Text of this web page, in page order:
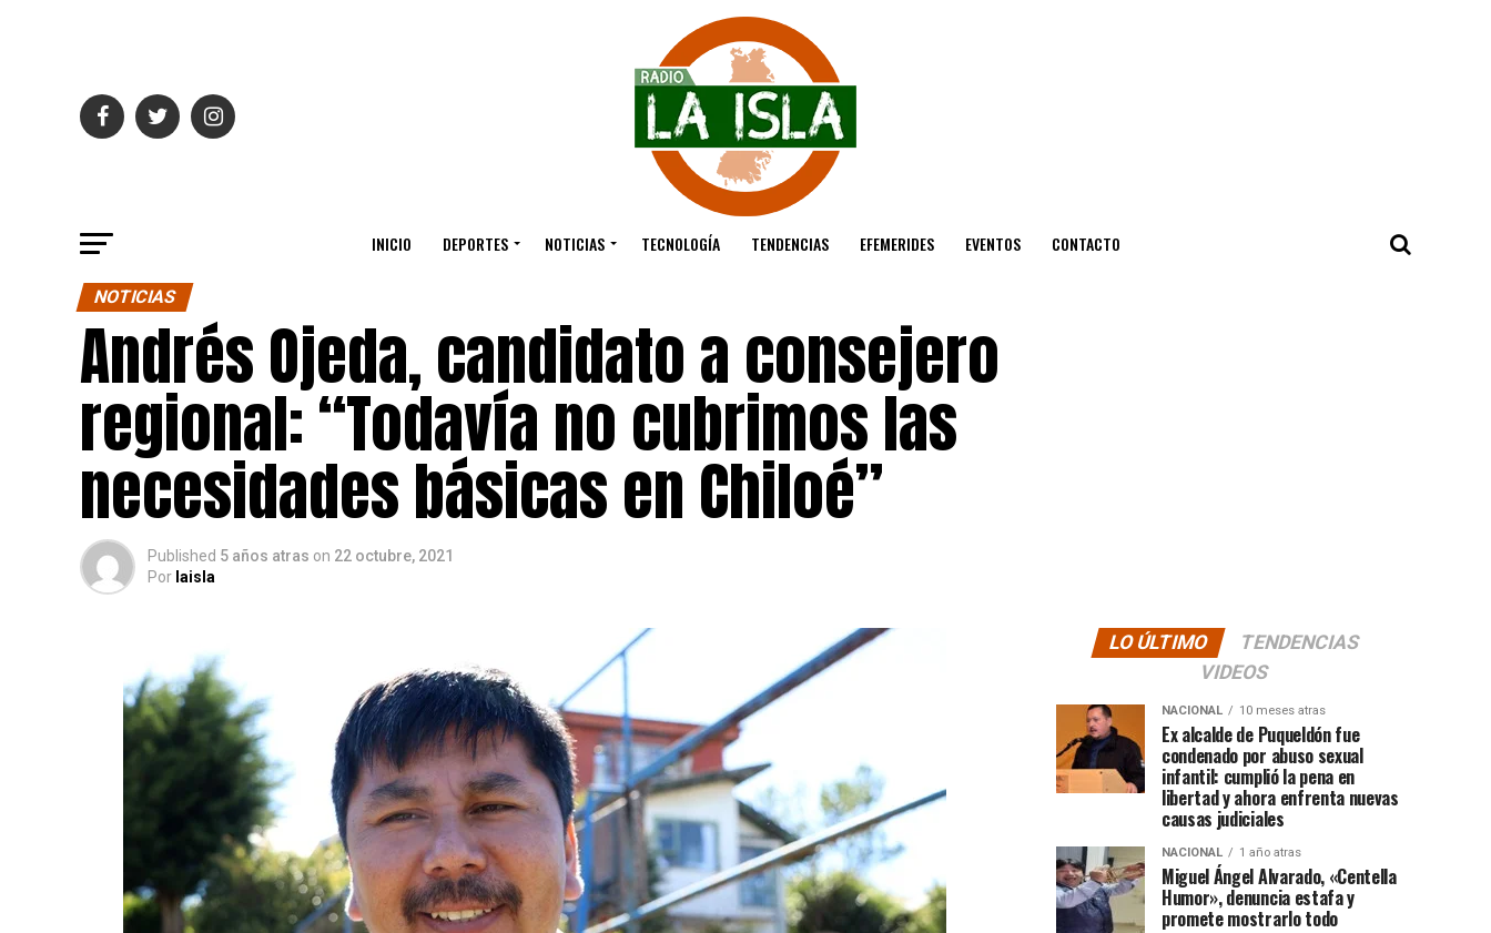
INICIO DEPORTES NOTICIAS TECNOLOGÍA TENDENCIAS EFEMERIDES EVENTOS CONTACTO
NOTICIAS
Andrés Ojeda, candidato a consejero
regional: “Todavía no cubrimos las
necesidades básicas en Chiloé”
Published 5 años atras on 22 octubre, 2021
Por laisla
LO ÚLTIMO
TENDENCIAS
VIDEOS
NACIONAL 10 meses atras
Ex alcalde de Puqueldón fue
condenado por abuso sexual
infantil: cumplió la pena en
libertad y ahora enfrenta nuevas
causas judiciales
NACIONAL 1 año atras
Miguel Ángel Alvarado, «Centella
Humor», denuncia estafa y
promete mostrarlo todo